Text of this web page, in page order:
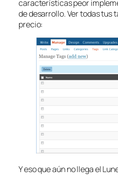
características peor
de desarrollo. Ver todas tus
precio:
Y eso que aún no llega el